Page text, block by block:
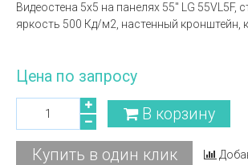
Видеостена 5х5 на панелях 55" LG 55VL5F,
яркость 500 Кд/м2, настенный кронштейн,
Цена по запросу
В корзину
Купить в один клик